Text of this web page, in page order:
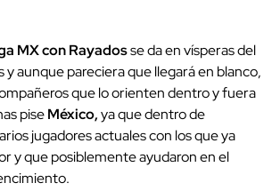
MX con Rayadosse da en vísperas del
y aunque pareciera que llegará en blanco,
que lo orienten dentro y fuera
piseMéxico,ya que dentro de
jugadores actuales con los que ya
y que posiblemente ayudaron en el